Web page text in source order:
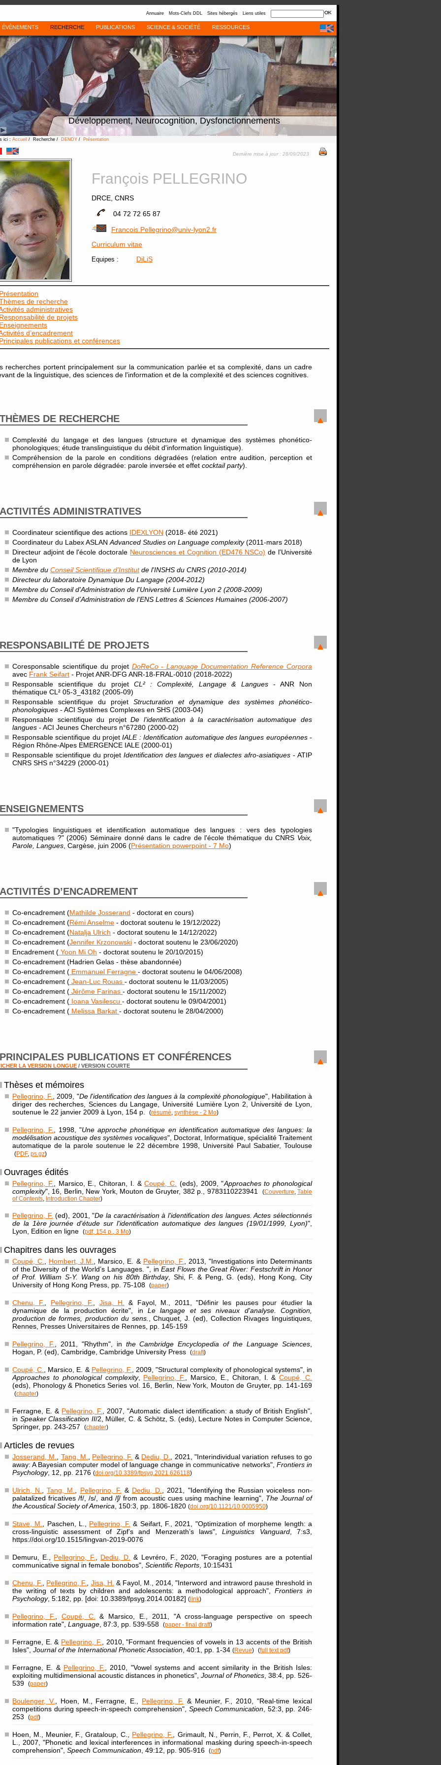
Annuaire Mots-Clefs DDL Sites hébergés Liens utiles
ÉVÈNEMENTS RECHERCHE PUBLICATIONS SCIENCE & SOCIÉTÉ RESSOURCES
Développement, Neurocognition, Dysfonctionnements
ici : Accueil / Recherche / DENDY / Présentation
Dernière mise à jour : 28/09/2023
François PELLEGRINO
DRCE, CNRS
04 72 72 65 87
Francois.Pellegrino@univ-lyon2.fr
Curriculum vitae
Equipes : DiLiS
de recherche
administratives
de projets
d’encadrement
publications et conférences
recherches portent principalement sur la communication parlée et sa complexité, dans un cadre
de la linguistique, des sciences de l'information et de la complexité et des sciences cognitives.
THÈMES DE RECHERCHE
Complexité du langage et des langues (structure et dynamique des systèmes phonético-
phonologiques; étude translinguistique du débit d'information linguistique).
Compréhension de la parole en conditions dégradées (relation entre audition, perception et
compréhension en parole dégradée: parole inversée et effet cocktail party).
ACTIVITÉS ADMINISTRATIVES
Coordinateur scientifique des actions IDEXLYON (2018- été 2021)
Coordinateur du Labex ASLAN Advanced Studies on Language complexity(2011-mars 2018)
Directeur adjoint de l'école doctorale Neurosciences et Cognition (ED476 NSCo) de l'Université
de Lyon
Membre du Conseil Scientifique d'Institutde l'INSHS du CNRS (2010-2014)
Directeur du laboratoire Dynamique Du Langage (2004-2012)
Membre du Conseil d'Administration de l'Université Lumière Lyon 2 (2008-2009)
Membre du Conseil d’Administration de l’ENS Lettres & Sciences Humaines (2006-2007)
RESPONSABILITÉ DE PROJETS
Coresponsable scientifique du projet DoReCo - Language Documentation Reference Corpora
avec Frank Seifart - Projet ANR-DFG ANR-18-FRAL-0010 (2018-2022)
Responsable scientifique du projet CL² : Complexité, Langage & Langues- ANR Non
thématique CL² 05-3_43182 (2005-09)
Responsable scientifique du projet Structuration et dynamique des systèmes phonético-
phonologiques - ACI Systèmes Complexes en SHS (2003-04)
Responsable scientifique du projetDe l’identification à la caractérisation automatique des
langues - ACI Jeunes Chercheurs n°67280 (2000-02)
Responsable scientifique du projetIALE : Identification automatique des langues européennes-
Région Rhône-Alpes EMERGENCE IALE (2000-01)
Responsable scientifique du projet Identification des langues et dialectes afro-asiatiques - ATIP
CNRS SHS n°34229 (2000-01)
ENSEIGNEMENTS
"Typologies linguistiques et identification automatique des langues : vers des typologies
automatiques ?" (2006) Séminaire donné dans le cadre de l'école thématique du CNRS Voix,
Parole, Langues , Cargèse, juin 2006 (Présentation powerpoint - 7 Mo)
ACTIVITÉS D’ENCADREMENT
Co-encadrement (Mathilde Josserand - doctorat en cours)
Co-encadrement (Rémi Anselme - doctorat soutenu le 19/12/2022)
Co-encadrement (Natalja Ulrich - doctorat soutenu le 14/12/2022)
Co-encadrement (Jennifer Krzonowski - doctorat soutenu le 23/06/2020)
Encadrement ( Yoon Mi Oh - doctorat soutenu le 20/10/2015)
Co-encadrement (Hadrien Gelas - thèse abandonnée)
Co-encadrement ( Emmanuel Ferragne - doctorat soutenu le 04/06/2008)
Co-encadrement ( Jean-Luc Rouas - doctorat soutenu le 11/03/2005)
Co-encadrement ( Jérôme Farinas - doctorat soutenu le 15/11/2002)
Co-encadrement ( Ioana Vasilescu - doctorat soutenu le 09/04/2001)
Co-encadrement ( Melissa Barkat - doctorat soutenu le 28/04/2000)
PRINCIPALES PUBLICATIONS ET CONFÉRENCES
LA VERSION LONGUE / VERSION COURTE
Thèses et mémoires
Pellegrino, F. , 2009, "De l'identification des langues à la complexité phonologique", Habilitation à
diriger des recherches, Sciences du Langage, Université Lumière Lyon 2, Université de Lyon,
soutenue le 22 janvier 2009 à Lyon, 154 p.
(résumé synthèse - 2 Mo)
Pellegrino, F. , 1998, "Une approche phonétique en identification automatique des langues: la
modélisation acoustique des systèmes vocaliques", Doctorat, Informatique, spécialité Traitement
automatique de la parole soutenue le 22 décembre 1998, Université Paul Sabatier, Toulouse
(PDF, ps.gz)
Ouvrages édités
Pellegrino, F. , Marsico, E., Chitoran, I. &Coupé, C. (eds), 2009, "Approaches to phonological
complexity", 16, Berlin, New York, Mouton de Gruyter, 382 p., 9783110223941 (Couverture ,Table
of Contents Introduction Chapter)
Pellegrino, F. (ed), 2001, "De la caractérisation à l'identification des langues. Actes sélectionnés
de la 1ère journée d'étude sur l'identification automatique des langues (19/01/1999, Lyon)",
Lyon, Edition en ligne
(pdf, 154 p., 3 Mo)
Chapitres dans les ouvrages
Coupé, C. Hombert, J.M. , Marsico, E. & Pellegrino, F.
, 2013, "Investigations into Determinants
of the Diversity of the World’s Languages. ", inEast Flows the Great River: Festschrift in Honor
of Prof. William S-Y. Wang on his 80th Birthday, Shi, F. & Peng, G. (eds), Hong Kong, City
University of Hong Kong Press, pp. 75-108
(paper)
Chenu, F. Pellegrino, F. Jisa, H.
& Fayol, M., 2011, "Définir les pauses pour étudier la
dynamique de la production écrite", in Le langage et ses niveaux d'analyse. Cognition,
production de formes, production du sens.
, Chuquet, J. (ed), Collection Rivages linguistiques,
Rennes, Presses Universitaires de Rennes, pp. 145-159
Pellegrino, F. , 2011, "Rhythm", in the Cambridge Encyclopedia of the Language Sciences
Hogan, P. (ed), Cambridge, Cambridge University Press
(draft)
Coupé, C. , Marsico, E. & Pellegrino, F.
, 2009, "Structural complexity of phonological systems", in
Approaches to phonological complexity, Pellegrino, F. , Marsico, E., Chitoran, I. &Coupé, C.
(eds), Phonology & Phonetics Series vol. 16, Berlin, New York, Mouton de Gruyter, pp. 141-169
(chapter)
Ferragne, E. & Pellegrino, F.
, 2007, "Automatic dialect identification: a study of British English",
in Speaker Classification II/2, Müller, C. & Schötz, S. (eds), Lecture Notes in Computer Science,
Springer, pp. 243-257
(chapter)
Articles de revues
Josserand, M. Tang, M. Pellegrino, F. & Dediu, D.
, 2021, "Interindividual variation refuses to go
away: A Bayesian computer model of language change in communicative networks", Frontiers in
Psychology, 12, pp. 2176 (doi.org/10.3389/fpsyg.2021.626118)
Ulrich, N. ,Tang, M. Pellegrino, F. & Dediu, D.
, 2021, "Identifying the Russian voiceless non-
palatalized fricatives /f/, /s/, and /ʃ/ from acoustic cues using machine learning", The Journal of
the Acoustical Society of America , 150:3, pp. 1806-1820 (doi.org/10.1121/10.0005950)
Stave, M. , Paschen, L., Pellegrino, F. & Seifart, F., 2021, "Optimization of morpheme length: a
cross-linguistic assessment of Zipf’s and Menzerath’s laws",Linguistics Vanguard, 7:s3,
https://doi.org/10.1515/lingvan-2019-0076
Demuru, E., Pellegrino, F. Dediu, D.
& Levréro, F., 2020, "Foraging postures are a potential
communicative signal in female bonobos", Scientific Reports , 10:15431
Chenu, F. Pellegrino, F. Jisa, H. & Fayol, M., 2014, "Interword and intraword pause threshold in
the writing of texts by children and adolescents: a methodological approach", Frontiers in
Psychology, 5:182, pp. [doi: 10.3389/fpsyg.2014.00182] (link)
Pellegrino, F. Coupé, C.
& Marsico, E., 2011, "A cross-language perspective on speech
information rate", Language , 87:3, pp. 539-558 (paper - final draft)
Ferragne, E. & Pellegrino, F.
, 2010, "Formant frequencies of vowels in 13 accents of the British
Isles", Journal of the International Phonetic Association , 40:1, pp. 1-34 (Revue) (full text pdf)
Ferragne, E. & Pellegrino, F.
, 2010, "Vowel systems and accent similarity in the British Isles:
exploiting multidimensional acoustic distances in phonetics", Journal of Phonetics , 38:4, pp. 526-
539
(paper)
Boulenger, V. , Hoen, M., Ferragne, E., Pellegrino, F.
& Meunier, F., 2010, "Real-time lexical
competitions during speech-in-speech comprehension", Speech Communication , 52:3, pp. 246-
253
(pdf)
Hoen, M., Meunier, F., Grataloup, C., Pellegrino, F.
, Grimault, N., Perrin, F., Perrot, X. & Collet,
L., 2007, "Phonetic and lexical interferences in informational masking during speech-in-speech
comprehension", Speech Communication , 49:12, pp. 905-916 (pdf)